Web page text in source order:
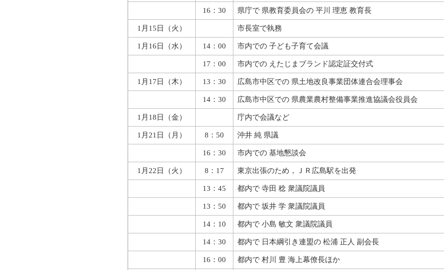
16：30 県庁で 県教育委員会の 平川 理恵 教育長
1月15日（火） 市長室で執務
1月16日（水） 14：00 市内での 子ども子育て会議
17：00 市内での えたじまブランド認定証交付式
1月17日（木） 13：30 広島市中区での 県土地改良事業団体連合会理事会
14：30 広島市中区での 県農業農村整備事業推進協議会役員会
1月18日（金） 庁内で会議など
1月21日（月） 8：50 沖井 純 県議
16：30 市内での 基地懇談会
1月22日（火） 8：17 東京出張のため，ＪＲ広島駅を出発
13：45 都内で 寺田 稔 衆議院議員
13：50 都内で 坂井 学 衆議院議員
14：10 都内で 小島 敏文 衆議院議員
14：30 都内で 日本綱引き連盟の 松浦 正人 副会長
16：00 都内で 村川 豊 海上幕僚長ほか